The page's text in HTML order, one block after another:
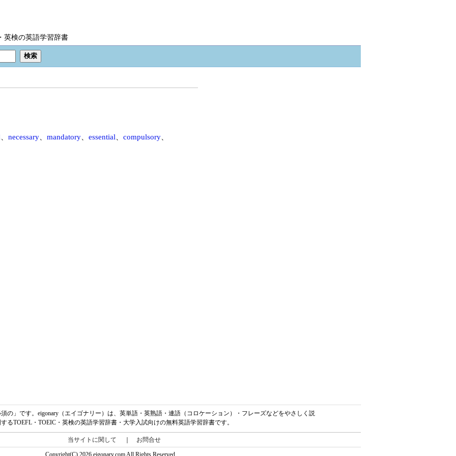
英検の英語学習辞書
necessary mandatory essential compulsory
の」です。eigonary（エイゴナリー）は、英単語・英熟語・連語（コロケーション）・フレーズなどをやさしく説
るTOEFL・TOEIC・英検の英語学習辞書・大学入試向けの無料英語学習辞書です。
当サイトに関して お問合せ
Copyright(C) 2026 eigonary.com All Rights Reserved.